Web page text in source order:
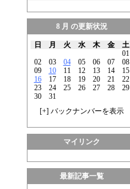
8 月 の更新状況
日 月 火 水 木 金
土
01
02
03 04 05 06 07
08
09
10 11 12 13 14
15
16
17 18 19 20 21
22
23
24 25 26 27 28
29
30
31
[+] バックナンバーを表示
マイリンク
最新記事一覧